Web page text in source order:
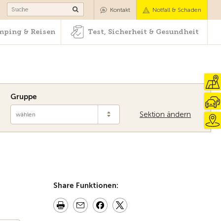
& Reisen Test, Sicherheit & Gesundheit
Kontakt Notfall & Schaden
& Reisen Test, Sicherheit & Gesundheit
Sektion ändern
Gruppe
wählen
Share Funktionen: